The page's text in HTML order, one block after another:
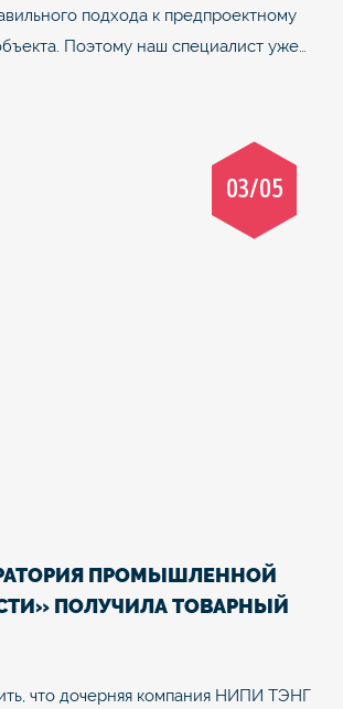
подхода к предпроектному
Поэтому наш специалист уже…
03/05
ПРОМЫШЛЕННОЙ
ПОЛУЧИЛА ТОВАРНЫЙ
что дочерняя компания НИПИ ТЭНГ